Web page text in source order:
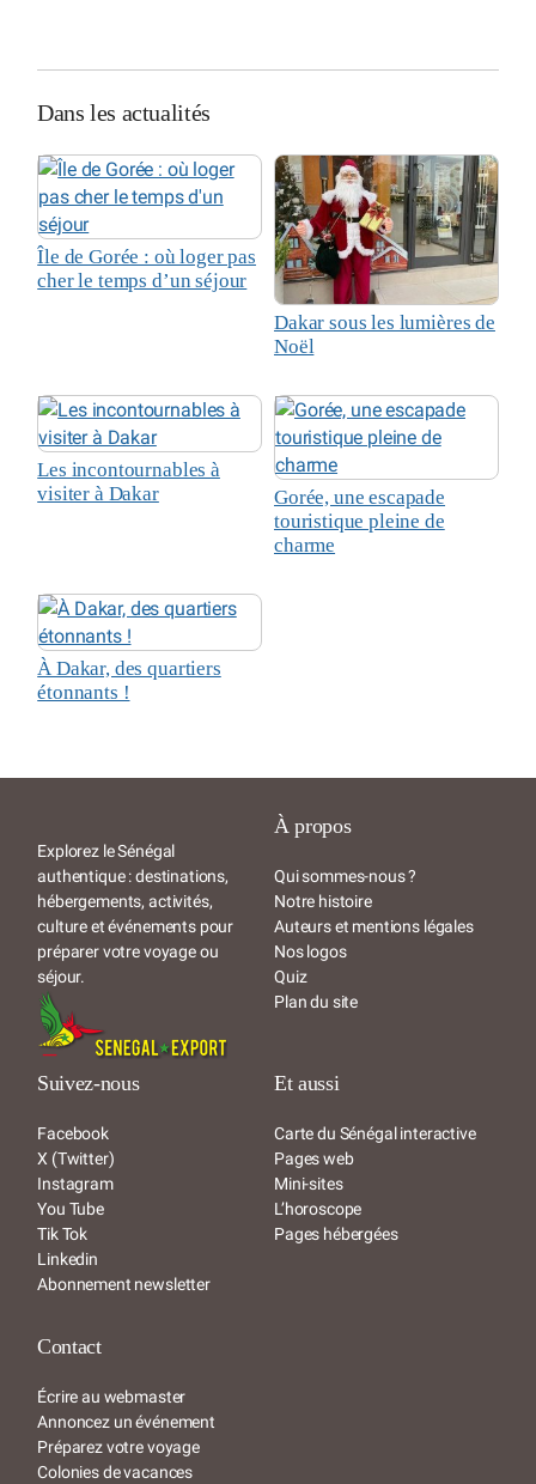
Dans les actualités
Île de Gorée : où loger pas
cher le temps d’un séjour
Dakar sous les lumières de
Noël
Les incontournables à
visiter à Dakar
Gorée, une escapade
touristique pleine de
charme
À Dakar, des quartiers
étonnants !
Explorez le Sénégal
authentique : destinations,
hébergements, activités,
culture et événements pour
préparer votre voyage ou
séjour.
À propos
Qui sommes-nous ?
Notre histoire
Auteurs et mentions légales
Nos logos
Quiz
Plan du site
Suivez-nous
Facebook
X (Twitter)
Instagram
You Tube
Tik Tok
Linkedin
Abonnement newsletter
Et aussi
Carte du Sénégal interactive
Pages web
Mini-sites
L’horoscope
Pages hébergées
Contact
Écrire au webmaster
Annoncez un événement
Préparez votre voyage
Colonies de vacances